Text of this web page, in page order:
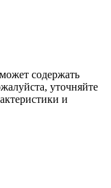
содержать
уточняйте
и